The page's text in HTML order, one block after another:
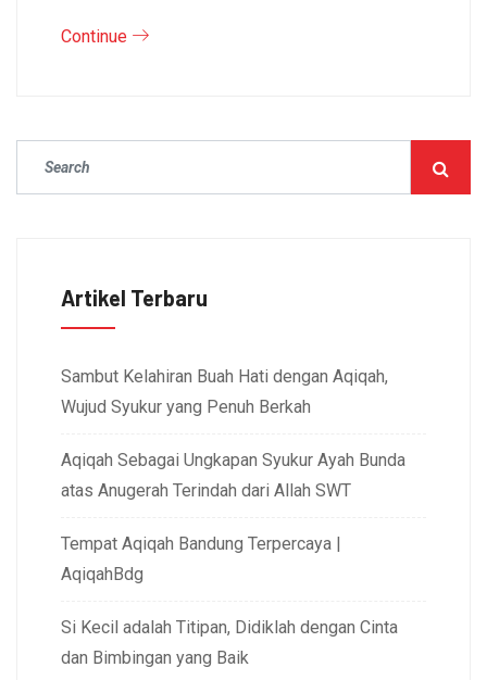
Continue
Artikel Terbaru
Sambut Kelahiran Buah Hati dengan Aqiqah,
Wujud Syukur yang Penuh Berkah
Aqiqah Sebagai Ungkapan Syukur Ayah Bunda
atas Anugerah Terindah dari Allah SWT
Tempat Aqiqah Bandung Terpercaya |
AqiqahBdg
Si Kecil adalah Titipan, Didiklah dengan Cinta
dan Bimbingan yang Baik